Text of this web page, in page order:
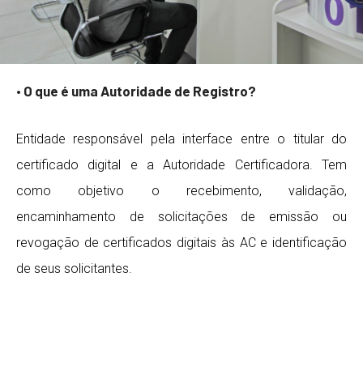
• O que é uma Autoridade de Registro?
Entidade responsável pela interface entre o titular do
certificado digital e a Autoridade Certificadora. Tem
como objetivo o recebimento, validação,
encaminhamento de solicitações de emissão ou
revogação de certificados digitais às AC e identificação
de seus solicitantes.